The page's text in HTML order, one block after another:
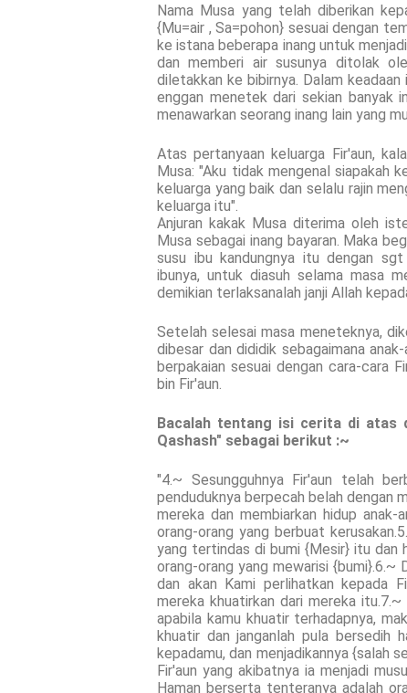
Nama Musa yang telah diberikan
{Mu=air , Sa=pohon} sesuai dengan
ke istana beberapa inang untuk
dan memberi air susunya ditolak
diletakkan ke bibirnya. Dalam
enggan menetek dari sekian banyak
menawarkan seorang inang lain yang
Atas pertanyaan keluarga Fir'aun,
Musa: "Aku tidak mengenal siapakah
keluarga yang baik dan selalu rajin
keluarga itu".
Anjuran kakak Musa diterima oleh
Musa sebagai inang bayaran. Maka
susu ibu kandungnya itu dengan sgt
ibunya, untuk diasuh selama masa
demikian terlaksanalah janji Allah
Setelah selesai masa meneteknya,
dibesar dan dididik sebagaimana
berpakaian sesuai dengan cara-cara
bin Fir'aun.
Bacalah tentang isi cerita di atas
Qashash" sebagai berikut :~
"4.~ Sesungguhnya Fir'aun telah
penduduknya berpecah belah dengan
mereka dan membiarkan hidup anak-
orang-orang yang berbuat
yang tertindas di bumi {Mesir} itu dan
orang-orang yang mewarisi {bumi}.6.~
dan akan Kami perlihatkan kepada
mereka khuatirkan dari mereka itu.7.~
apabila kamu khuatir terhadapnya,
khuatir dan janganlah pula bersedih
kepadamu, dan menjadikannya {salah
Fir'aun yang akibatnya ia menjadi
Haman berserta tenteranya adalah